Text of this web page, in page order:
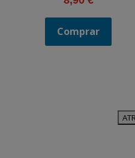
Comprar